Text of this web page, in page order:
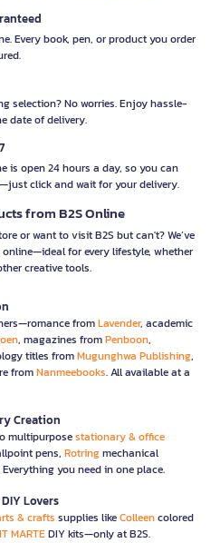
Every book, pen, or product you order
selection? No worries. Enjoy hassle-
date of delivery.
is open 24 hours a day, so you can
click and wait for your delivery.
from B2S Online
or want to visit B2S but can't? We’ve
for every lifestyle, whether
creative tools.
fromLavender, academic
, magazines fromPenboon,
titles fromMugunghwa Publishing,
fromNanmeebooks. All available at a
Creation
multipurposestationary & office
pens, Rotringmechanical
you need in one place.
Lovers
& crafts supplies likeColleencolored
MARTEDIY kits—only at B2S.